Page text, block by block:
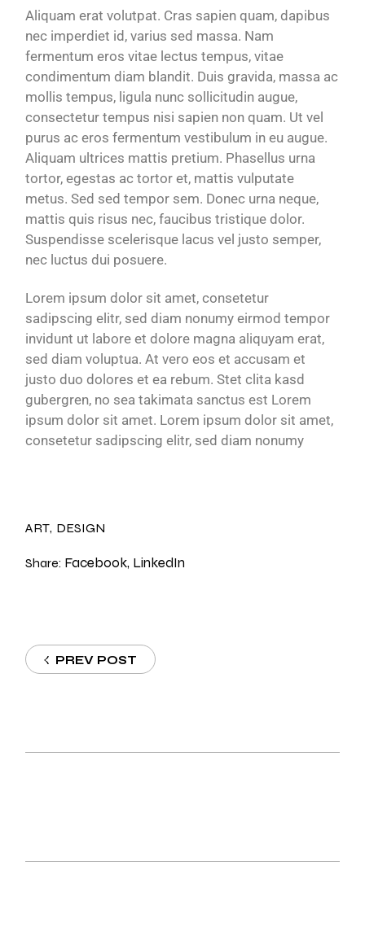
Aliquam erat volutpat. Cras sapien quam, dapibus
nec imperdiet id, varius sed massa. Nam
fermentum eros vitae lectus tempus, vitae
condimentum diam blandit. Duis gravida, massa ac
mollis tempus, ligula nunc sollicitudin augue,
consectetur tempus nisi sapien non quam. Ut vel
purus ac eros fermentum vestibulum in eu augue.
Aliquam ultrices mattis pretium. Phasellus urna
tortor, egestas ac tortor et, mattis vulputate
metus. Sed sed tempor sem. Donec urna neque,
mattis quis risus nec, faucibus tristique dolor.
Suspendisse scelerisque lacus vel justo semper,
nec luctus dui posuere.
Lorem ipsum dolor sit amet, consetetur
sadipscing elitr, sed diam nonumy eirmod tempor
invidunt ut labore et dolore magna aliquyam erat,
sed diam voluptua. At vero eos et accusam et
justo duo dolores et ea rebum. Stet clita kasd
gubergren, no sea takimata sanctus est Lorem
ipsum dolor sit amet. Lorem ipsum dolor sit amet,
consetetur sadipscing elitr, sed diam nonumy
ART DESIGN
Share: Facebook LinkedIn
PREV POST